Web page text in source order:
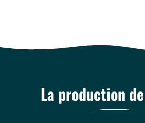
La production